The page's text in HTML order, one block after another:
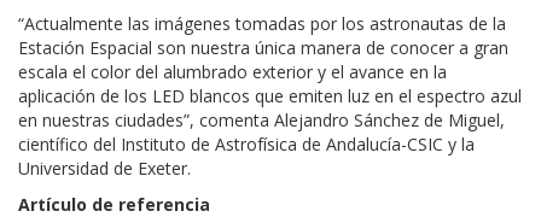
“Actualmente las imágenes tomadas por los astronautas de la
Estación Espacial son nuestra única manera de conocer a gran
escala el color del alumbrado exterior y el avance en la
aplicación de los LED blancos que emiten luz en el espectro azul
en nuestras ciudades”, comenta Alejandro Sánchez de Miguel,
científico del Instituto de Astrofísica de Andalucía-CSIC y la
Universidad de Exeter.
Artículo de referencia